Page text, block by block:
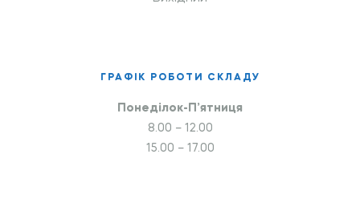
ГРАФІК РОБОТИ СКЛАДУ
Понеділок-П’ятниця
8.00 – 12.00
15.00 – 17.00